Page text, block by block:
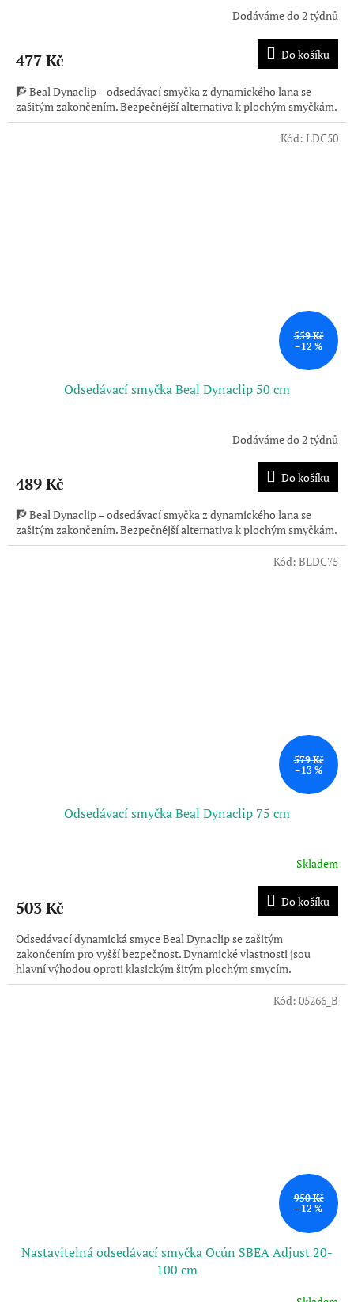
Dodáváme do 2 týdnů
477 Kč Do košíku
🧗 Beal Dynaclip – odsedávací smyčka z dynamického lana se
zašitým zakončením. Bezpečnější alternativa k plochým smyčkám.
559 Kč
–12 %
Odsedávací smyčka Beal Dynaclip 50 cm
Dodáváme do 2 týdnů
489 Kč Do košíku
🧗 Beal Dynaclip – odsedávací smyčka z dynamického lana se
zašitým zakončením. Bezpečnější alternativa k plochým smyčkám.
Kód: LDC50
579 Kč
–13 %
Odsedávací smyčka Beal Dynaclip 75 cm
je
z
5
hvězdiček.
Skladem
503 Kč Do košíku
Odsedávací dynamická smyce Beal Dynaclip se zašitým
zakončením pro vyšší bezpečnost. Dynamické vlastnosti jsou
hlavní výhodou oproti klasickým šitým plochým smycím.
Kód: BLDC75
950 Kč
–12 %
Nastavitelná odsedávací smyčka Ocún SBEA Adjust 20-
100 cm
Kód: 05266_B